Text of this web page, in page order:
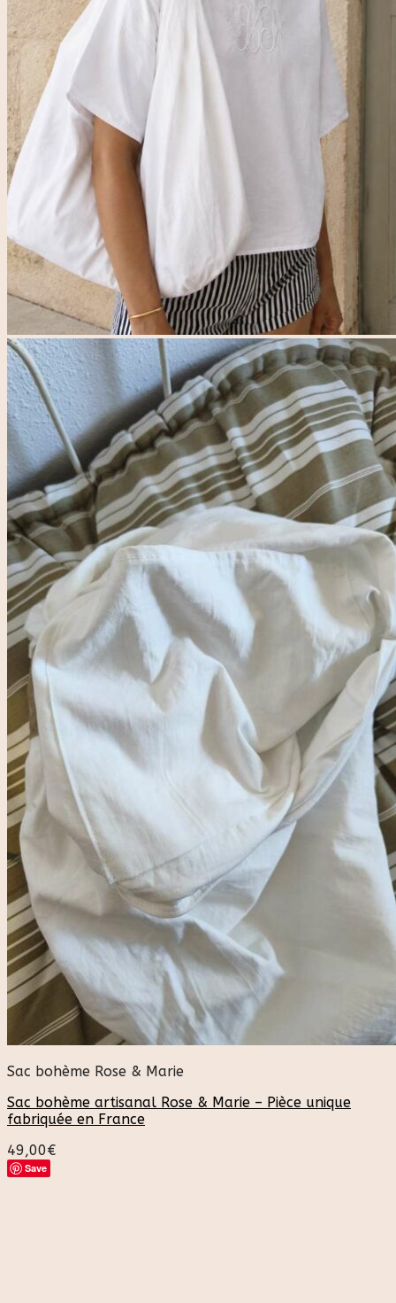
Sac bohème Rose & Marie
Sac bohème artisanal Rose & Marie – Pièce unique
fabriquée en France
49,00€
Save